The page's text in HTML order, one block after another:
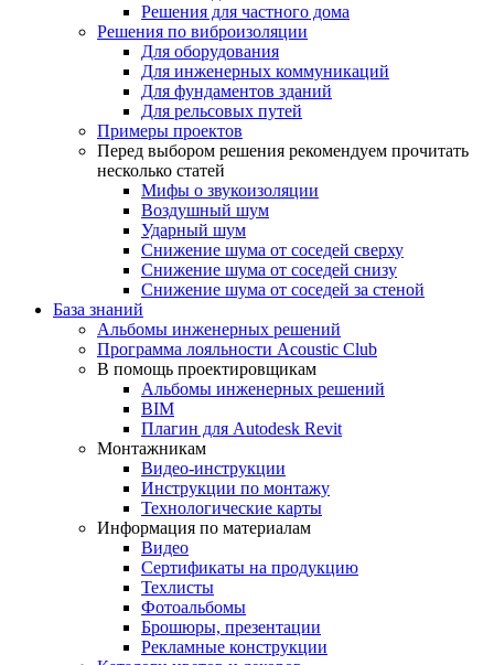
Решения для частного дома
Решения по виброизоляции
Для оборудования
Для инженерных коммуникаций
Для фундаментов зданий
Для рельсовых путей
Примеры проектов
Перед выбором решения рекомендуем прочитать
несколько статей
Мифы о звукоизоляции
Воздушный шум
Ударный шум
Снижение шума от соседей сверху
Снижение шума от соседей снизу
Снижение шума от соседей за стеной
База знаний
Альбомы инженерных решений
Программа лояльности Acoustic Club
В помощь проектировщикам
Альбомы инженерных решений
BIM
Плагин для Autodesk Revit
Монтажникам
Видео-инструкции
Инструкции по монтажу
Технологические карты
Информация по материалам
Видео
Сертификаты на продукцию
Техлисты
Фотоальбомы
Брошюры, презентации
Рекламные конструкции